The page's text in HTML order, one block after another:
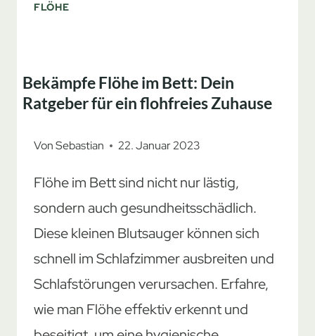
FLÖHE
Bekämpfe Flöhe im Bett: Dein
Ratgeber für ein flohfreies Zuhause
VonSebastian 22. Januar 2023
Flöhe im Bett sind nicht nur lästig,
sondern auch gesundheitsschädlich.
Diese kleinen Blutsauger können sich
schnell im Schlafzimmer ausbreiten und
Schlafstörungen verursachen. Erfahre,
wie man Flöhe effektiv erkennt und